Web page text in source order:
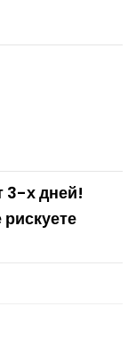
3-х дней!